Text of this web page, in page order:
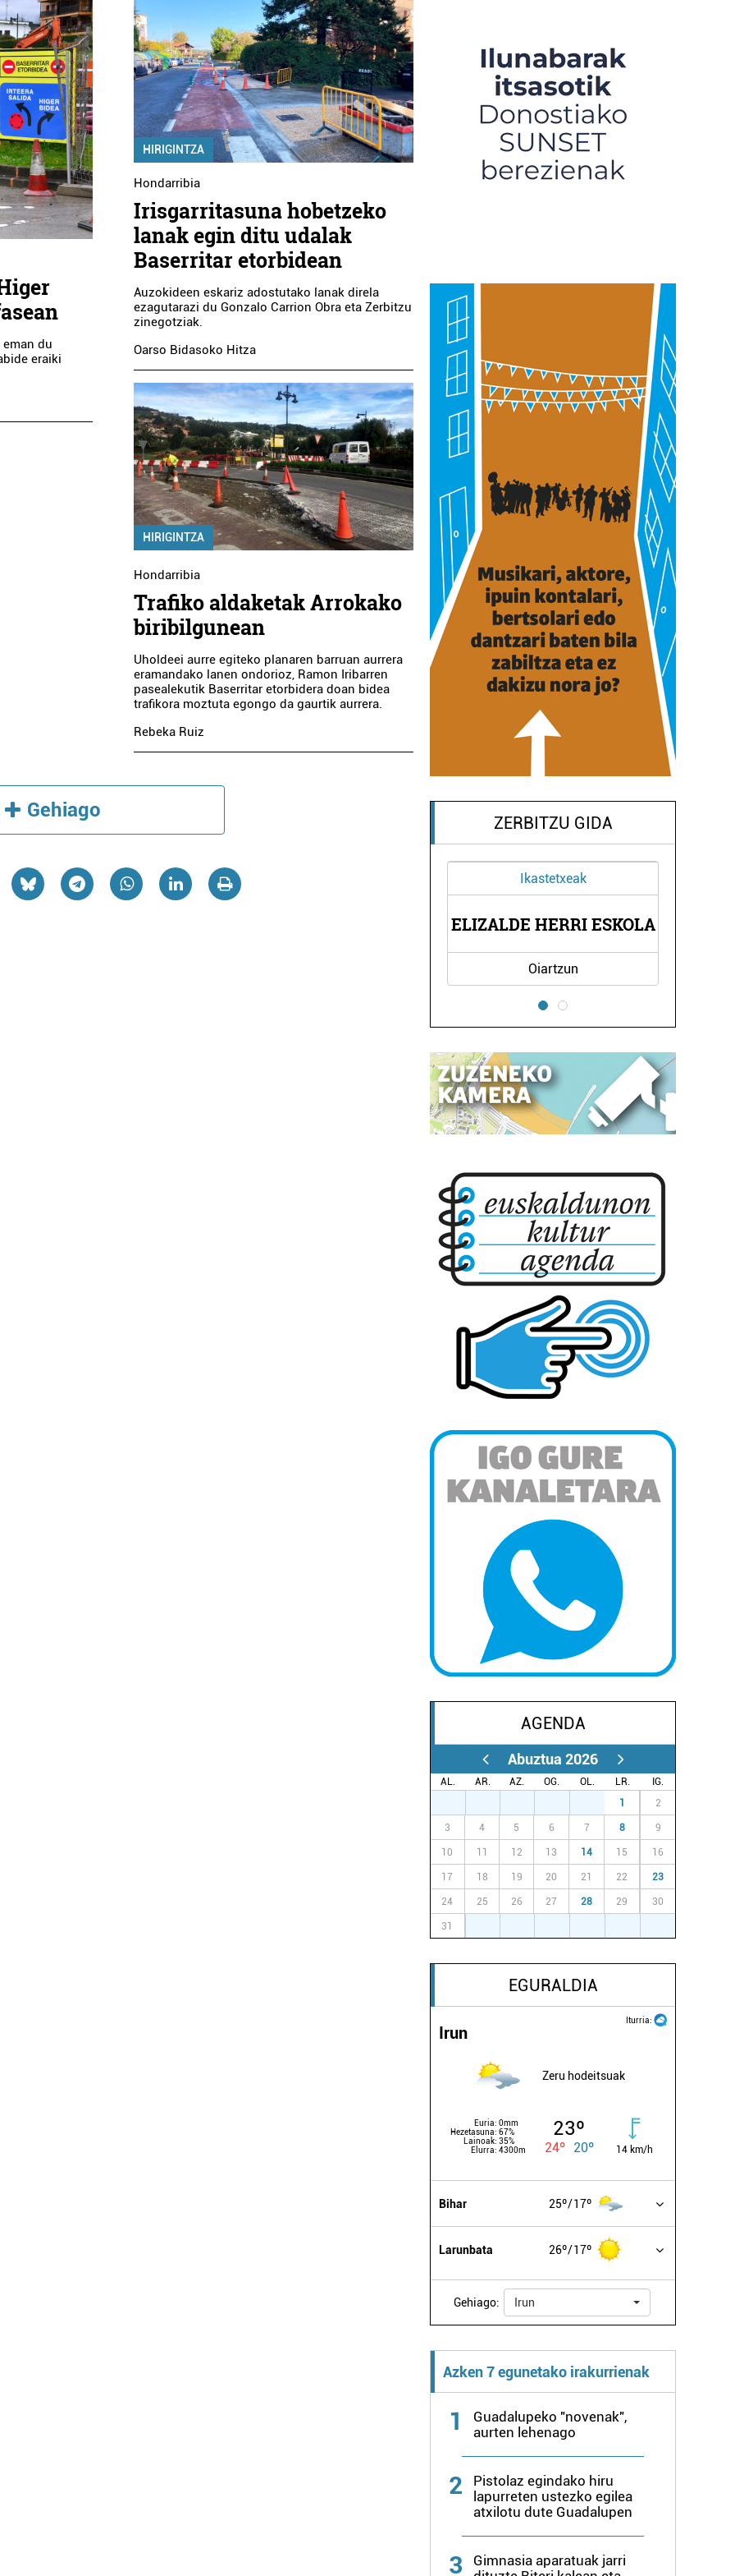
du
eraiki
HIRIGINTZA
Hondarribia
Irisgarritasuna hobetzeko
lanak egin ditu udalak
Baserritar etorbidean
Auzokideen eskariz adostutako lanak direla
ezagutarazi du Gonzalo Carrion Obra eta Zerbitzu
zinegotziak.
Oarso Bidasoko Hitza
HIRIGINTZA
Hondarribia
Trafiko aldaketak Arrokako
biribilgunean
Uholdeei aurre egiteko planaren barruan aurrera
eramandako lanen ondorioz, Ramon Iribarren
pasealekutik Baserritar etorbidera doan bidea
trafikora moztuta egongo da gaurtik aurrera.
Rebeka Ruiz
Gehiago
ZERBITZU GIDA
Ikastetxeak Ikastetxeak
ELIZALDE HERRI ESKOLA
Oiartzun
AGENDA
Abuztua 2026
AL. AR. AZ. OG. OL. LR.
IG.
1 2
3 4 5 6 7 8 9
10 11 12 13 14 15 16
17 18 19 20 21 22 23
24 25 26 27 28 29 30
31
EGURALDIA
Iturria:
Irun
Zeru hodeitsuak
Euria: 0mm
Hezetasuna: 67%
Lainoak: 35%
Elurra: 4300m
23º
24º 20º 14 km/h
Bihar 25º 17º
Larunbata 26º 17º
Gehiago: Irun
Azken 7 egunetako irakurrienak
1
Guadalupeko "novenak",
aurten lehenago
2
Pistolaz egindako hiru
lapurreten ustezko egilea
atxilotu dute Guadalupen
3
Gimnasia aparatuak jarri